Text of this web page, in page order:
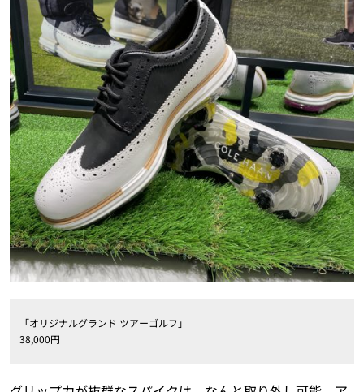
「オリジナルグランド ツアーゴルフ」
38,000円